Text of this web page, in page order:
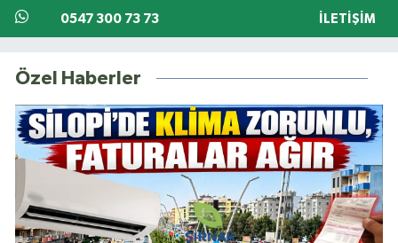
0547 300 73 73 İLETIŞIM
Özel Haberler